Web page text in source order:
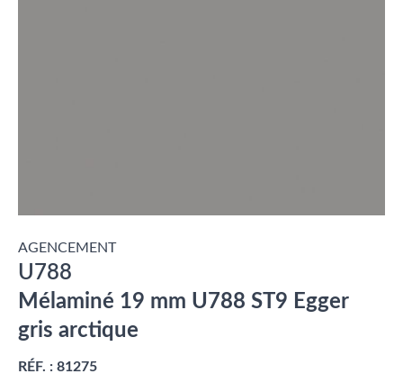
AGENCEMENT
U788
Mélaminé 19 mm U788 ST9 Egger
gris arctique
RÉF. : 81275